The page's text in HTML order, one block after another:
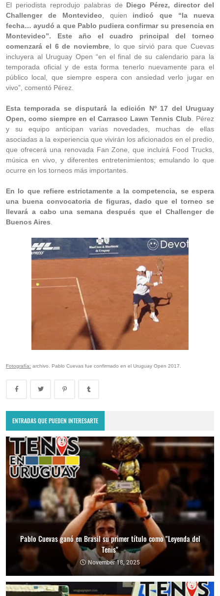
El periodista reprodujo palabras de Diego Pérez, director del
Challenger de Montevideo , quien indicó que “la nueva
fecha… ayudó a que Pablo pudiera confirmar su presencia en
Montevideo”. Este año el cuadro principal del torneo
comenzará el 6 de noviembre , lo que sirvió para que Cuevas
incluyera al Uruguay Open “en el final de su calendario para la
temporada oficial y de esta forma tenerlo nuevamente para el
público local, que siempre espera con ansiedad verlo jugar en
vivo”, comentó Pérez.
Esta temporada se disputará la edición Nº 17 del Uruguay
Open, como siempre en el Carrasco Lawn Tennis Club . Pérez
y su equipo anticipan varias novedades, muchas de ellas
asociadas a la experiencia que vivirán los aficionados en el predio,
que ofrecerá una renovada Fan Zone, que incluirá Food Trucks,
música en vivo, y diferentes entretenimientos; emulando lo que
ocurre en los torneos más importantes.
En lo que refiere estrictamente a la competencia, se espera
una buena convocatoria de figuras, dado que el torneo se
llevará a cabo una semana después que el Challenger de
Buenos Aires
Fotografía: archivo. Pablo Cuevas fue confirmado en el Uruguay Open 2017.
ENTRADAS QUE PUEDEN INTERESARTE
Pablo Cuevas ganó en Brasil su primer título como "Leyenda del
Tenis"
November 18, 2025